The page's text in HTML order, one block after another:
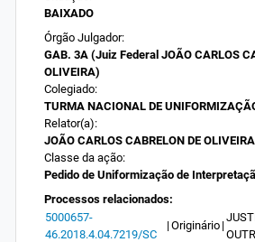
BAIXADO
Órgão Julgador:
GAB. 3A (Juiz Federal JOÃO CARLOS
OLIVEIRA)
Colegiado:
TURMA NACIONAL DE
Relator(a):
JOÃO CARLOS CABRELON DE OLIVEIRA
Classe da ação:
Pedido de Uniformização de
Processos relacionados:
5000657-
46.2018.4.04.7219/SC
| Originário |